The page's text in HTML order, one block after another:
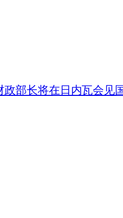
政部长将在日内瓦会见